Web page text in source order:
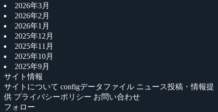
2026年3月
2026年2月
2026年1月
2025年12月
2025年11月
2025年10月
2025年9月
サイト情報
サイトについて configデータファイル ニュース投稿・情報提
供 プライバシーポリシー お問い合わせ
フォロー